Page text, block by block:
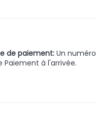
de paiement: Un numéro
Paiement à l'arrivée.